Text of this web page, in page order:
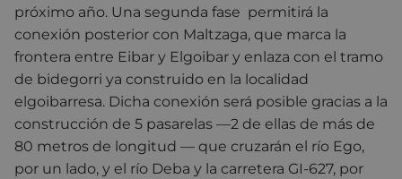
próximo año. Una segunda fase permitirá la
conexión posterior con Maltzaga, que marca la
frontera entre Eibar y Elgoibar y enlaza con el tramo
de bidegorri ya construido en la localidad
elgoibarresa. Dicha conexión será posible gracias a la
construcción de 5 pasarelas —2 de ellas de más de
80 metros de longitud — que cruzarán el río Ego,
por un lado, y el río Deba y la carretera GI-627, por